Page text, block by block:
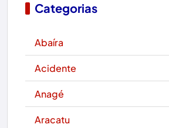
Categorias
Abaíra
Acidente
Anagé
Aracatu